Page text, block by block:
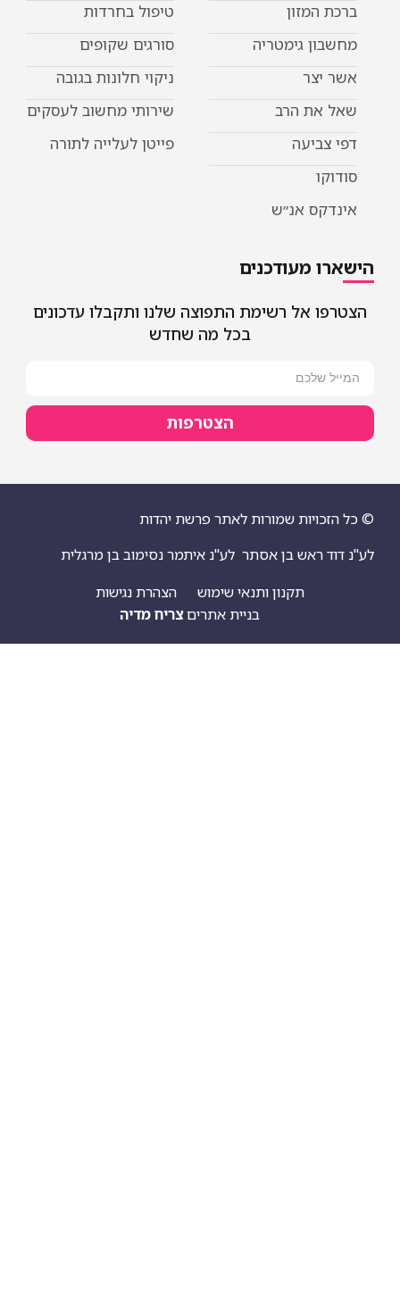
גימטריה
אנ״ש
טיפול בחרדות
סורגים שקופים
ניקוי חלונות בגובה
שירותי מחשוב לעסקים
פייטן לעלייה לתורה
אל רשימת התפוצה שלנו ותקבלו עדכונים
בכל מה שחדש
שמורות לאתר פרשת יהדות
בן אסתר לע"נ איתמר נסימוב בן מרגלית
תקנון ותנאי שימוש
הצהרת נגישות
צריח מדיה